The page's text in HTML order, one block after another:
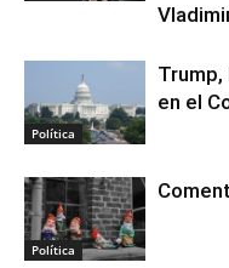
Política
Trump,
en el
Política